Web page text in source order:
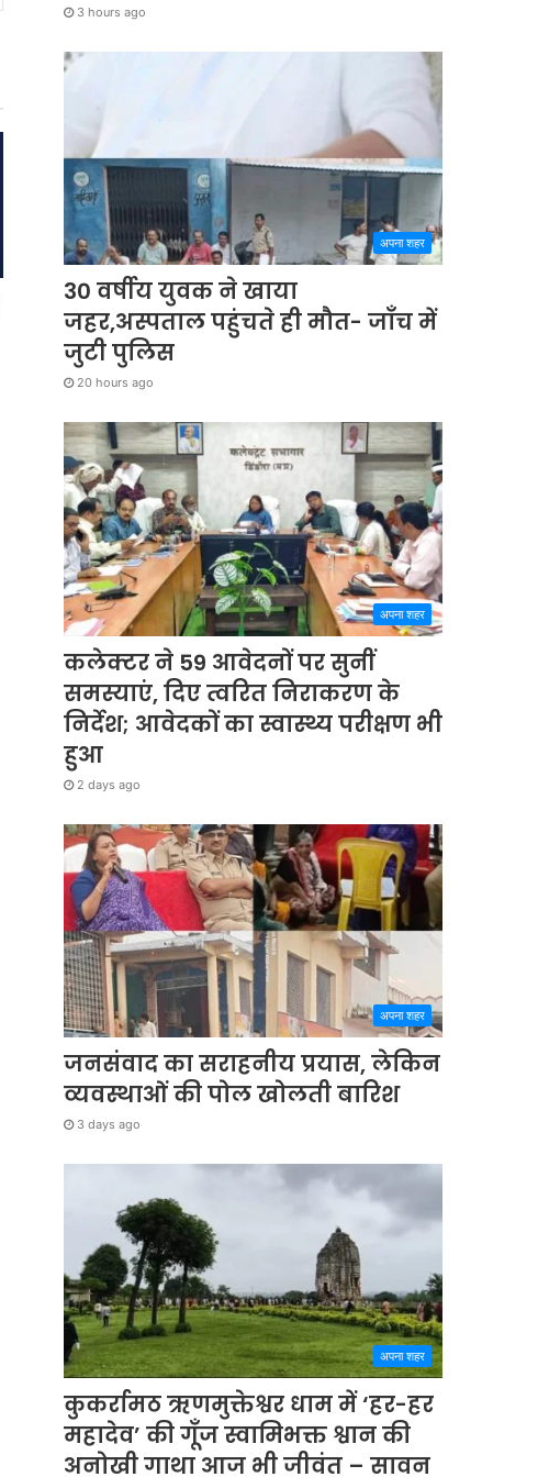
3 hours ago
अपना शहर
30 वर्षीय युवक ने खाया
जहर,अस्पताल पहुंचते ही मौत- जाँच में
जुटी पुलिस
20 hours ago
अपना शहर
कलेक्टर ने 59 आवेदनों पर सुनीं
समस्याएं, दिए त्वरित निराकरण के
निर्देश; आवेदकों का स्वास्थ्य परीक्षण भी
हुआ
2 days ago
अपना शहर
जनसंवाद का सराहनीय प्रयास, लेकिन
व्यवस्थाओं की पोल खोलती बारिश
3 days ago
अपना शहर
कुकर्रामठ ऋणमुक्तेश्वर धाम में ‘हर-हर
महादेव’ की गूँज स्वामिभक्त श्वान की
अनोखी गाथा आज भी जीवंत – सावन